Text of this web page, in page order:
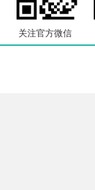
关注官方微信